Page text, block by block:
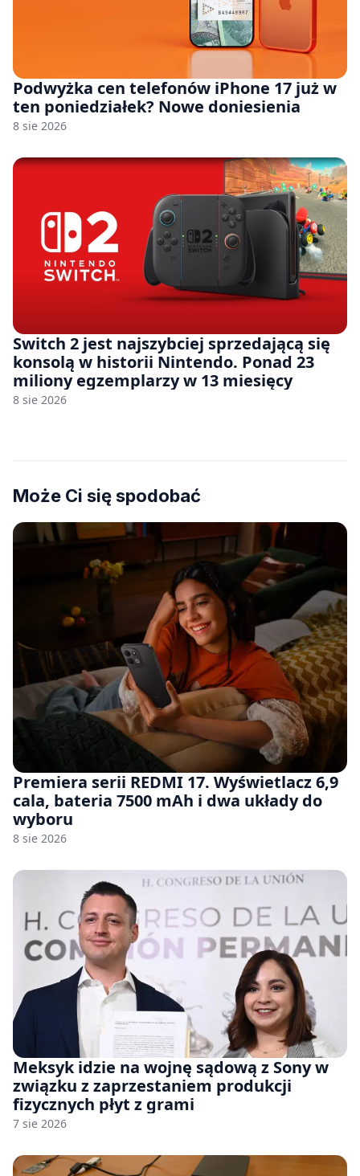
Podwyżka cen telefonów iPhone 17 już w
ten poniedziałek? Nowe doniesienia
8 sie 2026
Switch 2 jest najszybciej sprzedającą się
konsolą w historii Nintendo. Ponad 23
miliony egzemplarzy w 13 miesięcy
8 sie 2026
Może Ci się spodobać
Premiera serii REDMI 17. Wyświetlacz 6,9
cala, bateria 7500 mAh i dwa układy do
wyboru
8 sie 2026
Meksyk idzie na wojnę sądową z Sony w
związku z zaprzestaniem produkcji
fizycznych płyt z grami
7 sie 2026